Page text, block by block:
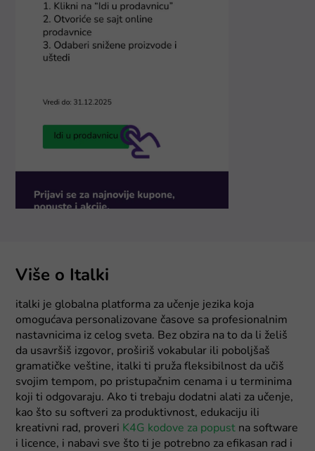
Više o Italki
italki je globalna platforma za učenje jezika koja
omogućava personalizovane časove sa profesionalnim
nastavnicima iz celog sveta. Bez obzira na to da li želiš
da usavršiš izgovor, proširiš vokabular ili poboljšaš
gramatičke veštine, italki ti pruža fleksibilnost da učiš
svojim tempom, po pristupačnim cenama i u terminima
koji ti odgovaraju. Ako ti trebaju dodatni alati za učenje,
kao što su softveri za produktivnost, edukaciju ili
kreativni rad, proveri K4G kodove za popust na software
i licence, i nabavi sve što ti je potrebno za efikasan rad i